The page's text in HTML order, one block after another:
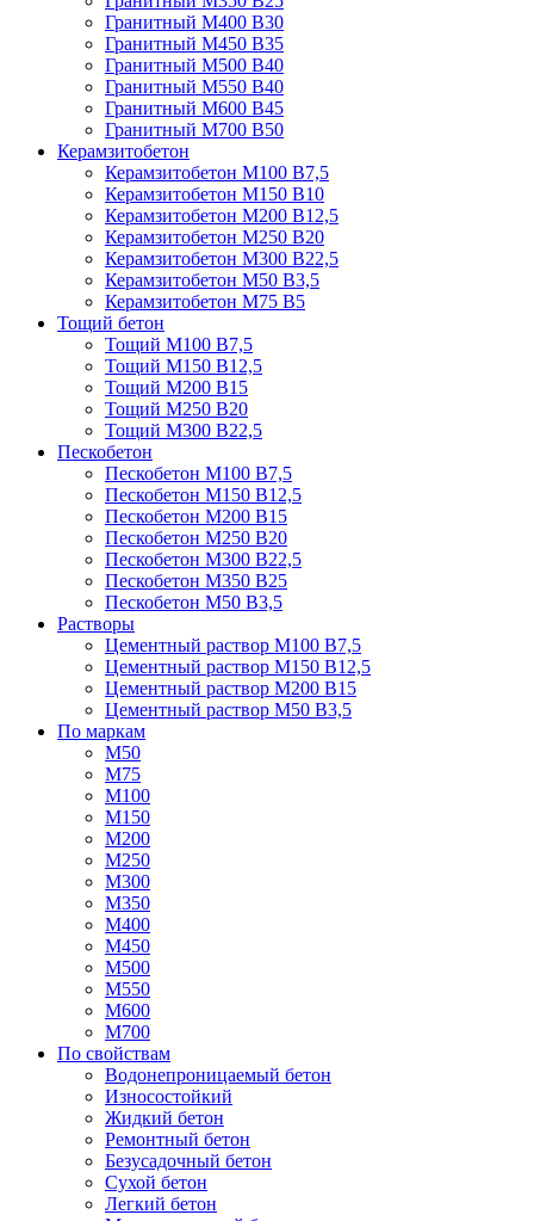
Гранитный М400 В30
Гранитный М450 В35
Гранитный М500 В40
Гранитный М550 В40
Гранитный М600 В45
Гранитный М700 В50
Керамзитобетон
Керамзитобетон М100 В7,5
Керамзитобетон М150 В10
Керамзитобетон М200 В12,5
Керамзитобетон М250 В20
Керамзитобетон М300 В22,5
Керамзитобетон М50 В3,5
Керамзитобетон М75 В5
Тощий бетон
Тощий М100 В7,5
Тощий М150 В12,5
Тощий М200 В15
Тощий М250 В20
Тощий М300 В22,5
Пескобетон
Пескобетон М100 В7,5
Пескобетон М150 В12,5
Пескобетон М200 В15
Пескобетон М250 В20
Пескобетон М300 В22,5
Пескобетон М350 В25
Пескобетон М50 В3,5
Растворы
Цементный раствор М100 В7,5
Цементный раствор М150 В12,5
Цементный раствор М200 В15
Цементный раствор М50 В3,5
По маркам
М50
М75
М100
М150
М200
М250
М300
М350
М400
М450
М500
М550
М600
М700
По свойствам
Водонепроницаемый бетон
Износостойкий
Жидкий бетон
Ремонтный бетон
Безусадочный бетон
Сухой бетон
Легкий бетон